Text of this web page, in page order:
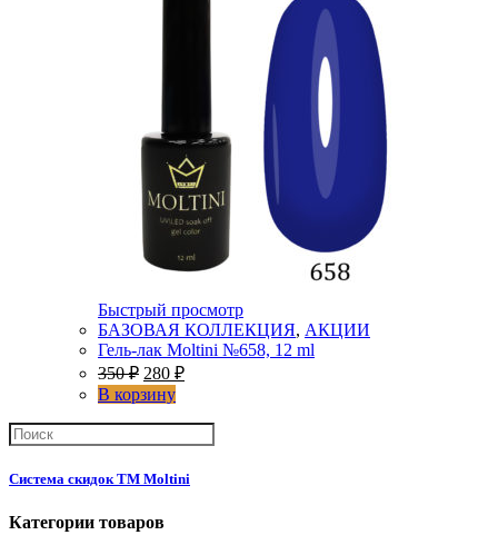
Быстрый просмотр
БАЗОВАЯ КОЛЛЕКЦИЯ, АКЦИИ
Гель-лак Moltini №658, 12 ml
350₽ 280 ₽
В корзину
Система скидок ТМ Moltini
Категории товаров